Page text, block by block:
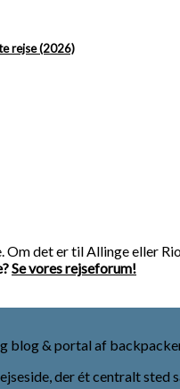
rejse (2026)
det er til Allinge eller
Se vores rejseforum!
blog & portal af
der ét centralt